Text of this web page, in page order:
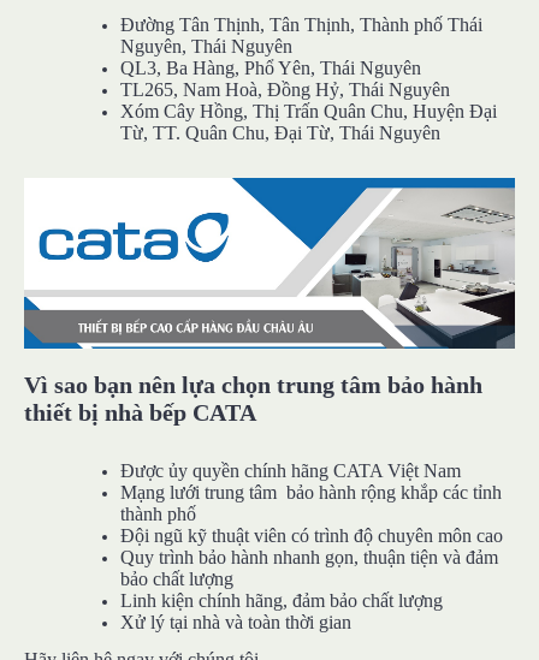
Đường Tân Thịnh, Tân Thịnh, Thành phố Thái
Nguyên, Thái Nguyên
QL3, Ba Hàng, Phổ Yên, Thái Nguyên
TL265, Nam Hoà, Đồng Hỷ, Thái Nguyên
Xóm Cây Hồng, Thị Trấn Quân Chu, Huyện Đại
Từ, TT. Quân Chu, Đại Từ, Thái Nguyên
Vì sao bạn nên lựa chọn trung tâm bảo hành
thiết bị nhà bếp CATA
Được ủy quyền chính hãng CATA Việt Nam
Mạng lưới trung tâm bảo hành rộng khắp các tỉnh
thành phố
Đội ngũ kỹ thuật viên có trình độ chuyên môn cao
Quy trình bảo hành nhanh gọn, thuận tiện và đảm
bảo chất lượng
Linh kiện chính hãng, đảm bảo chất lượng
Xử lý tại nhà và toàn thời gian